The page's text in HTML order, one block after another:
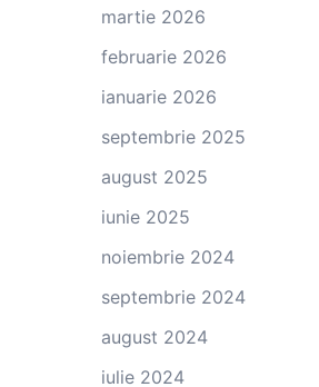
martie 2026
februarie 2026
ianuarie 2026
septembrie 2025
august 2025
iunie 2025
noiembrie 2024
septembrie 2024
august 2024
iulie 2024